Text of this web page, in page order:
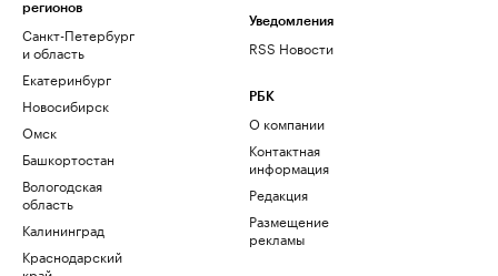
регионов
Санкт-Петербург
и область
Екатеринбург
Новосибирск
Омск
Башкортостан
Вологодская
область
Калининград
Краснодарский
Уведомления
RSS Новости
РБК
О компании
Контактная
информация
Редакция
Размещение
рекламы